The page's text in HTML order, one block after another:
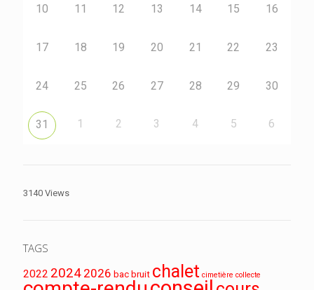
10 11 12 13 14 15 16
17 18 19 20 21 22 23
24 25 26 27 28 29 30
31 1 2 3 4 5 6
3140 Views
TAGS
2022 2024 2026 bac bruit chalet cimetière collecte